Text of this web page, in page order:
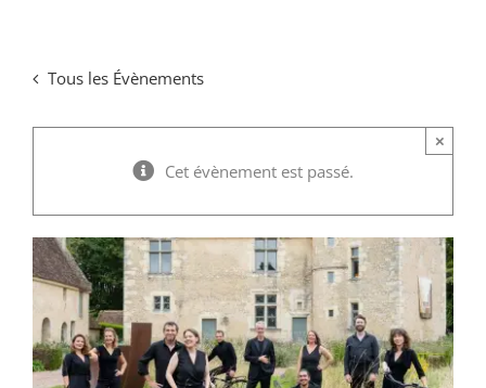
contenuTous les Évènements
Cet évènement est passé.
×